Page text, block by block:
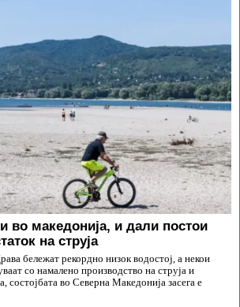
во македонија, и дали постои
на струја
бележат рекордно низок водостој, а некои
со намалено производство на струја и
состојбата во Северна Македонија засега е